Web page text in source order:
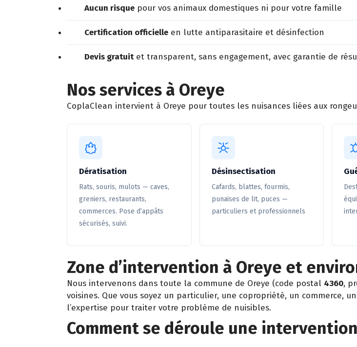
Aucun risque pour vos animaux domestiques ni pour votre famille
Certification officielle en lutte antiparasitaire et désinfection
Devis gratuitet transparent, sans engagement, avec garantie de
Nos services à Oreye
CoplaClean intervient à Oreye pour toutes les nuisances liées aux
Dératisation
Rats, souris, mulots — caves,
greniers, restaurants,
commerces. Pose d’appâts
sécurisés, suivi.
Désinsectisation
Cafards, blattes, fourmis,
punaises de lit, puces —
particuliers et professionnels
Zone d’intervention à Oreye et
Nous intervenons dans toute la commune de Oreye (code postal 4360,
voisines. Que vous soyez un particulier, une copropriété, un commerce,
l’expertise pour traiter votre problème de nuisibles.
Comment se déroule une